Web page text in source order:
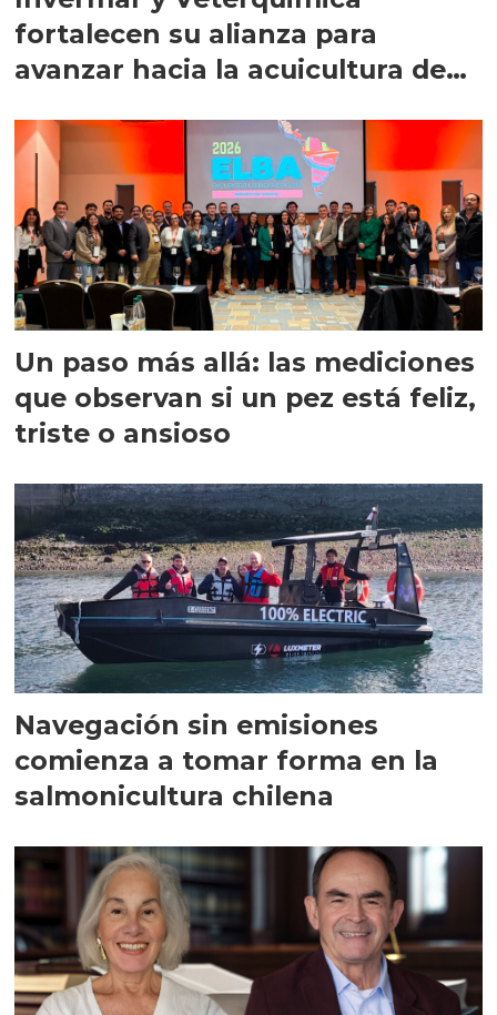
fortalecen su alianza para
avanzar hacia la acuicultura de
Un paso más allá: las mediciones
que observan si un pez está feliz,
triste o ansioso
Navegación sin emisiones
comienza a tomar forma en la
salmonicultura chilena